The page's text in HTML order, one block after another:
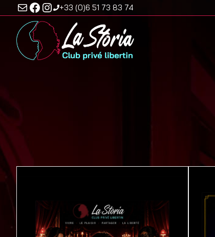
au
contenu
E-mailFacebook
Instagram
+33 (0)6 51 73 83 74